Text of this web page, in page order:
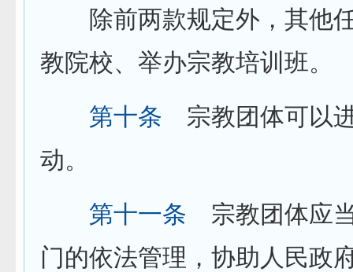
除前两款规定外，其他任
教院校、举办宗教培训班。
第十条 宗教团体可以
动。
第十一条 宗教团体应
门的依法管理，协助人民政